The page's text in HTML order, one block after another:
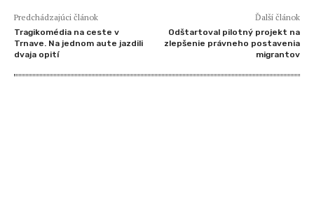
Predchádzajúci článok
Tragikomédia na ceste v
Trnave. Na jednom aute jazdili
dvaja opití
Ďalší článok
Odštartoval pilotný projekt na
zlepšenie právneho postavenia
migrantov